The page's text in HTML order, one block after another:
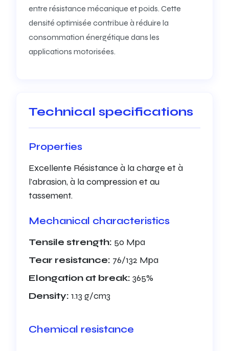
entre résistance mécanique et poids. Cette
densité optimisée contribue à réduire la
consommation énergétique dans les
applications motorisées.
Technical specifications
Properties
Excellente Résistance à la charge et à
l'abrasion, à la compression et au
tassement.
Mechanical characteristics
Tensile strength: 50 Mpa
Tear resistance: 76/132 Mpa
Elongation at break: 365%
Density: 1.13 g/cm3
Chemical resistance